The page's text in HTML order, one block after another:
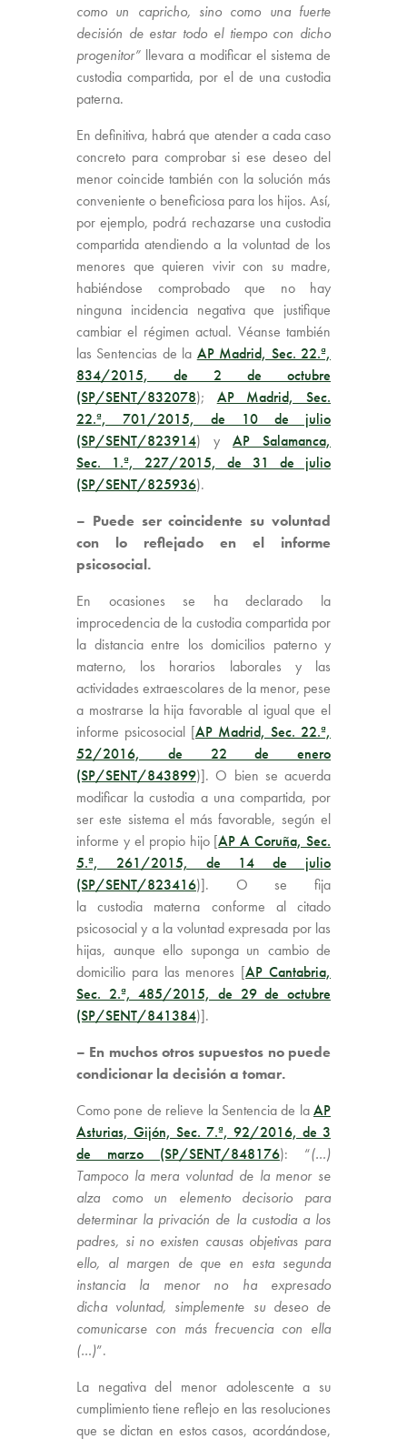
como un capricho, sino como una fuerte
decisión de estar todo el tiempo con dicho
progenitor” llevara a modificar el sistema de
custodia compartida, por el de una custodia
paterna.
En definitiva, habrá que atender a cada caso
concreto para comprobar si ese deseo del
menor coincide también con la solución más
conveniente o beneficiosa para los hijos. Así,
por ejemplo, podrá rechazarse una custodia
compartida atendiendo a la voluntad de los
menores que quieren vivir con su madre,
habiéndose comprobado que no hay
ninguna incidencia negativa que justifique
cambiar el régimen actual. Véanse también
las Sentencias de la AP Madrid, Sec. 22.ª,
834/2015, de 2 de octubre
(SP/SENT/832078); AP Madrid, Sec.
22.ª, 701/2015, de 10 de julio
(SP/SENT/823914) y AP Salamanca,
Sec. 1.ª, 227/2015, de 31 de julio
(SP/SENT/825936).
– Puede ser coincidente su voluntad
con lo reflejado en el informe
psicosocial.
En ocasiones se ha declarado la
improcedencia de la custodia compartida por
la distancia entre los domicilios paterno y
materno, los horarios laborales y las
actividades extraescolares de la menor, pese
a mostrarse la hija favorable al igual que el
informe psicosocial [AP Madrid, Sec. 22.ª,
52/2016, de 22 de enero
(SP/SENT/843899)]. O bien se acuerda
modificar la custodia a una compartida, por
ser este sistema el más favorable, según el
informe y el propio hijo [AP A Coruña, Sec.
5.ª, 261/2015, de 14 de julio
(SP/SENT/823416)]. O se fija
la custodia materna conforme al citado
psicosocial y a la voluntad expresada por las
hijas, aunque ello suponga un cambio de
domicilio para las menores [AP Cantabria,
Sec. 2.ª, 485/2015, de 29 de octubre
(SP/SENT/841384)].
– En muchos otros supuestos no puede
condicionar la decisión a tomar.
Como pone de relieve la Sentencia de laAP
Asturias, Gijón, Sec. 7.ª, 92/2016, de 3
de marzo (SP/SENT/848176): “(…)
Tampoco la mera voluntad de la menor se
alza como un elemento decisorio para
determinar la privación de la custodia a los
padres, si no existen causas objetivas para
ello, al margen de que en esta segunda
instancia la menor no ha expresado
dicha voluntad, simplemente su deseo de
comunicarse con más frecuencia con ella
(…)”.
La negativa del menor adolescente a su
cumplimiento tiene reflejo en las resoluciones
que se dictan en estos casos, acordándose,